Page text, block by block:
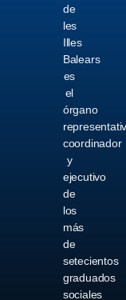
de
les
Illes
Balears
es
el
órgano
coordinador
y
ejecutivo
de
los
más
de
setecientos
graduados
sociales